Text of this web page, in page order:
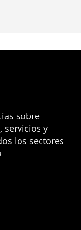
sobre
servicios y
los sectores